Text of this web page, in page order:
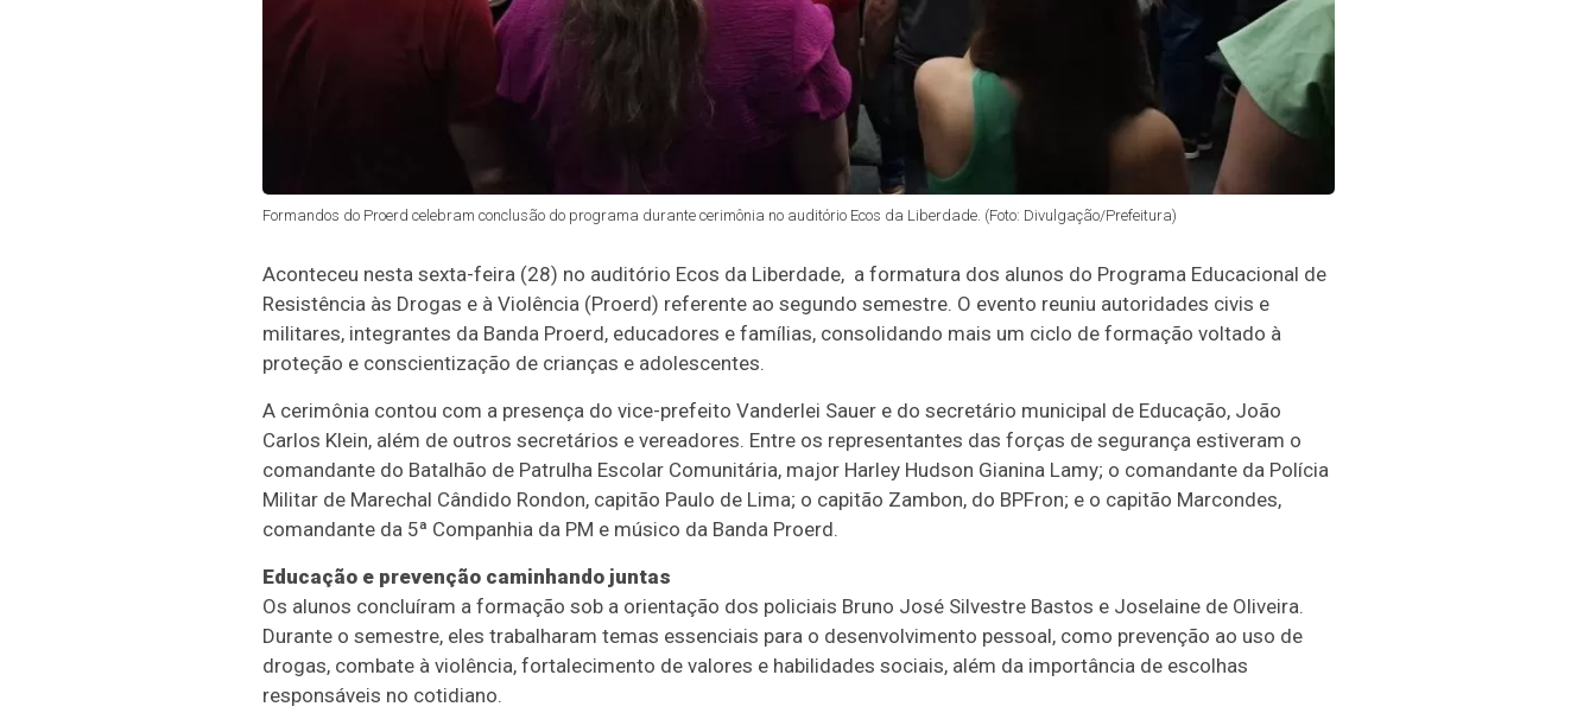
Formandos do Proerd celebram conclusão do programa durante cerimônia no auditório Ecos da Liberdade. (Foto: Divulgação/Prefeitura)
Aconteceu nesta sexta-feira (28) no auditório Ecos da Liberdade, a formatura dos alunos do Programa Educacional de
Resistência às Drogas e à Violência (Proerd) referente ao segundo semestre. O evento reuniu autoridades civis e
militares, integrantes da Banda Proerd, educadores e famílias, consolidando mais um ciclo de formação voltado à
proteção e conscientização de crianças e adolescentes.
A cerimônia contou com a presença do vice-prefeito Vanderlei Sauer e do secretário municipal de Educação, João
Carlos Klein, além de outros secretários e vereadores. Entre os representantes das forças de segurança estiveram o
comandante do Batalhão de Patrulha Escolar Comunitária, major Harley Hudson Gianina Lamy; o comandante da Polícia
Militar de Marechal Cândido Rondon, capitão Paulo de Lima; o capitão Zambon, do BPFron; e o capitão Marcondes,
comandante da 5ª Companhia da PM e músico da Banda Proerd.
Educação e prevenção caminhando juntas
Os alunos concluíram a formação sob a orientação dos policiais Bruno José Silvestre Bastos e Joselaine de Oliveira.
Durante o semestre, eles trabalharam temas essenciais para o desenvolvimento pessoal, como prevenção ao uso de
drogas, combate à violência, fortalecimento de valores e habilidades sociais, além da importância de escolhas
responsáveis no cotidiano.